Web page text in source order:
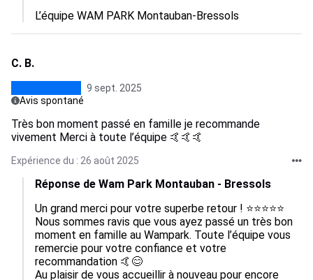
L’équipe WAM PARK Montauban-Bressols
C. B.
9 sept. 2025
Avis spontané
Très bon moment passé en famille je recommande
vivement Merci à toute l’équipe 🤙🤙🤙
Expérience du : 26 août 2025
Réponse de Wam Park Montauban - Bressols
Un grand merci pour votre superbe retour ! ⭐⭐⭐⭐⭐
Nous sommes ravis que vous ayez passé un très bon
moment en famille au Wampark. Toute l’équipe vous
remercie pour votre confiance et votre
recommandation 🤙😊
Au plaisir de vous accueillir à nouveau pour encore